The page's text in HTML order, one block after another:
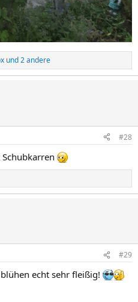
und 2 andere
#28
#29
echt sehr fleißig!